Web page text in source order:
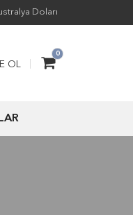
Doları
0
OL